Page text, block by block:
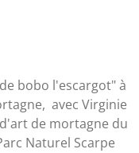
bobo l'escargot" à
avec Virginie
de mortagne du
Naturel Scarpe